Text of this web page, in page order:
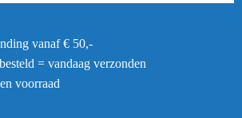
vanaf € 50,-
= vandaag verzonden
voorraad